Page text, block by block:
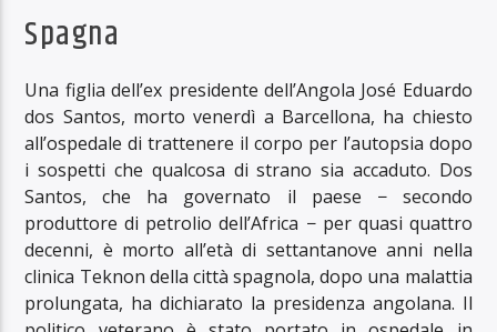
Spagna
Una figlia dell’ex presidente dell’Angola José Eduardo
dos Santos, morto venerdì a Barcellona, ​​ha chiesto
all’ospedale di trattenere il corpo per l’autopsia dopo
i sospetti che qualcosa di strano sia accaduto. Dos
Santos, che ha governato il paese − secondo
produttore di petrolio dell’Africa − per quasi quattro
decenni, è morto all’età di settantanove anni nella
clinica Teknon della città spagnola, dopo una malattia
prolungata, ha dichiarato la presidenza angolana. Il